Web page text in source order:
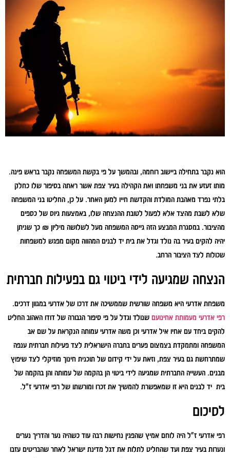
הוא נקבר בתחילה ביישוב רוחמה, ובהמשך על פי בקשת המשפחה נקבר בראש פינה.
מותו זעזע את בני משפחתו ואת הקהילה בעיר צפת אשר ראתה בסיפור שלו כחלק
בלתי נפרד מאהבת המולדת והקדשת חייו למען האחר. על כן, החליטו בני המשפחה
שלא לשבת מהצד אלא לפעול לטובת ההנצחה שלו, באמצעות גיוס של כספים
מהציבור. במסגרת המבצע הזה גייסה המשפחה מעל לשלושה מיליון ₪ כך שניתן
יהיה להקים בעיר בה נולד וגדל את בית יד לבנים המהווה מקום מפגש למשפחות
שכולות לצד הציבור הרחב.
הנצחה שמגיעה לידי ביטוי גם בפעילות חברתית
משפחת אדרעי היא משפחה שורשית שממשיכה את דרכו של אדרעי במגוון דרכים.
רפי אדרעי מעמותת אחינועם שנולד וגדל על פי סיפור הגבורה של דודו האהוב החליט
להקים ביחד עם אחיו איל אדרעי וכן משה אדרעי עמותה הנקראת על שם אב
המשפחה ומתמקדת בצמצום פערים בחברה הישראלית לצד פעילות חברתית ענפה
שמתרחשת גם בעיר צפת, וזאת על ידי קידום של תוכנית חינוך מוזיקלי לצד שיפוץ
מבנים. העשייה החברתית שמגיעה לידי ביטוי הן בהקמה של עמותה והן בהקמה של
בית יד לבנים היא זו שמאפשרת להמשיך את זכרו ומורשתו של רפי אדרעי ז"ל.
לסיכום
רפי אדרעי ז"ל היה לוחם אמיץ שהפגין נחישות רבה עוד כשהיה נער והדריך נערים
ונערות בעיר צפת ועד שהחליט לתלות את דגל מדינת ישראל לאחר שהבריטים עזבו